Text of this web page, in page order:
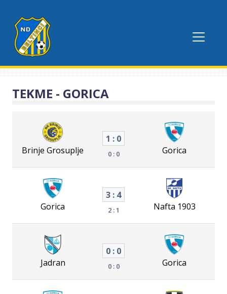
TEKME - GORICA
Brinje Grosuplje
1 : 0
0 : 0 Gorica
Gorica
3 : 4
2 : 1 Nafta 1903
Jadran
0 : 0
0 : 0 Gorica